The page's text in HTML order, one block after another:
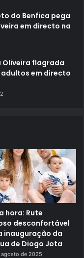
do Benfica pega
em directo na
Oliveira flagrada
em directo
hora: Rute
desconfortável
inauguração da
de Diogo Jota
agosto de 2025